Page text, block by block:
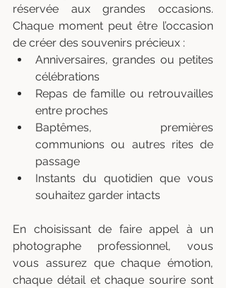
réservée aux grandes occasions.
Chaque moment peut être l’occasion
de créer des souvenirs précieux :
Anniversaires, grandes ou petites
célébrations
Repas de famille ou retrouvailles
entre proches
Baptêmes, premières
communions ou autres rites de
passage
Instants du quotidien que vous
souhaitez garder intacts
En choisissant de faire appel à un
photographe professionnel, vous
vous assurez que chaque émotion,
chaque détail et chaque sourire sont